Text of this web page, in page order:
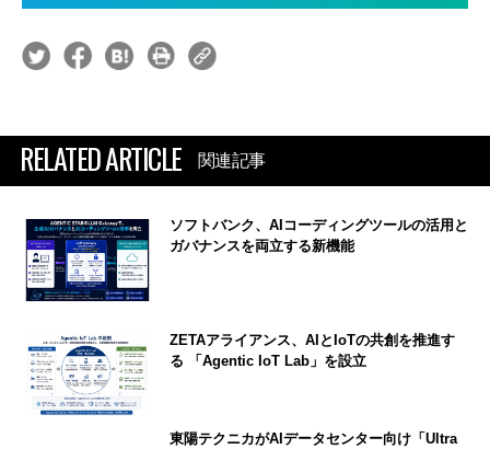
RELATED ARTICLE 関連記事
ソフトバンク、AIコーディングツールの活用と
ガバナンスを両立する新機能
ZETAアライアンス、AIとIoTの共創を推進す
る 「Agentic IoT Lab」を設立
東陽テクニカがAIデータセンター向け「Ultra